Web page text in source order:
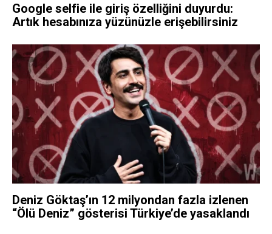
Google selfie ile giriş özelliğini duyurdu:
Artık hesabınıza yüzünüzle erişebilirsiniz
Deniz Göktaş’ın 12 milyondan fazla izlenen
“Ölü Deniz” gösterisi Türkiye’de yasaklandı